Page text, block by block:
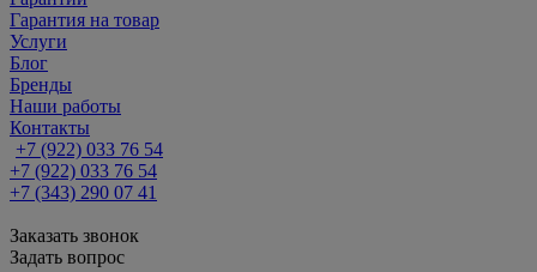
Гарантия на товар
Услуги
Блог
Бренды
Наши работы
Контакты
+7 (922) 033 76 54
+7 (922) 033 76 54
+7 (343) 290 07 41
Заказать звонок
Задать вопрос